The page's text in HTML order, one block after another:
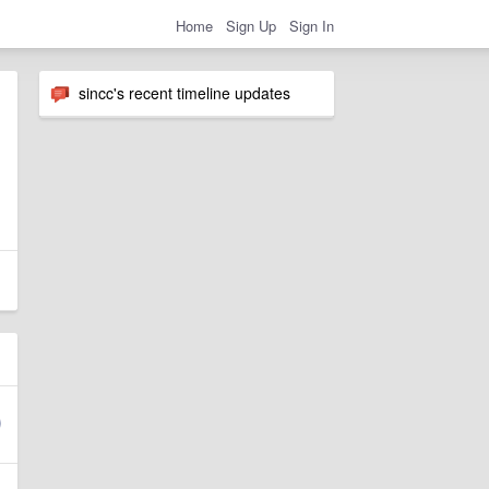
Home Sign Up Sign In
sincc's recent timeline updates